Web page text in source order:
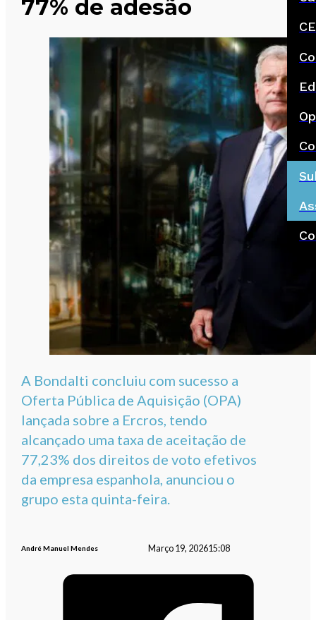
77% de adesão
A Bondalti concluiu com sucesso a
Oferta Pública de Aquisição (OPA)
lançada sobre a Ercros, tendo
alcançado uma taxa de aceitação de
77,23% dos direitos de voto efetivos
da empresa espanhola, anunciou o
grupo esta quinta-feira.
André Manuel Mendes Março 19, 202615:08